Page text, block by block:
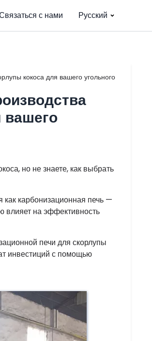
с нами Русский
кокоса для вашего угольного
вашего
но не знаете, как выбрать
как карбонизационная печь —
влияет на эффективность
печи для скорлупы
инвестиций с помощью